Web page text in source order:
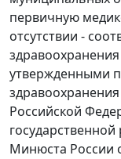
первичную
отсутствии -
утвержденными
Российской
Минюста России